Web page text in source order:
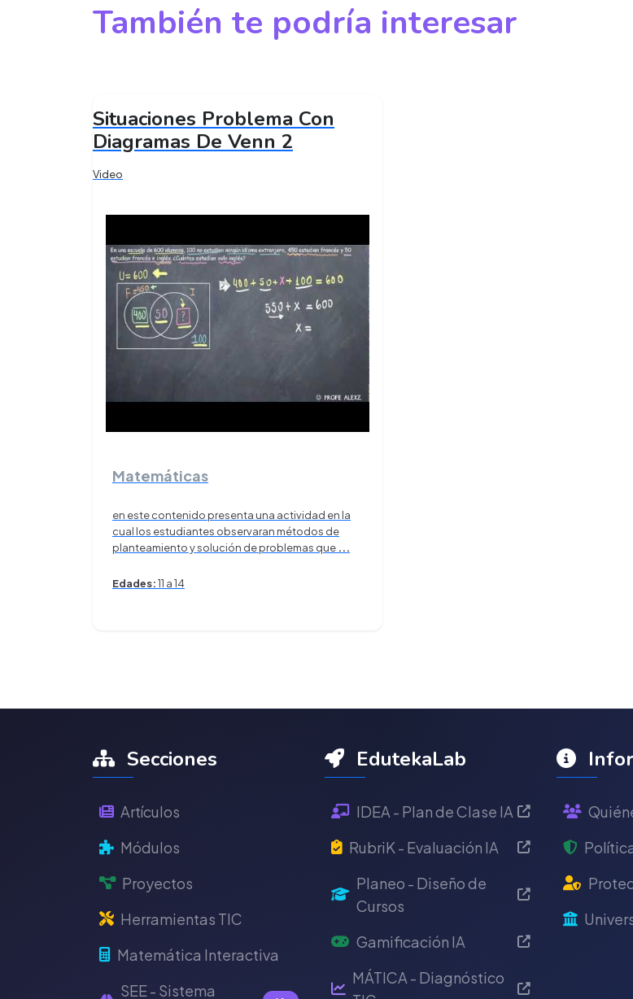
También te podría interesar
Situaciones Problema Con
Diagramas De Venn 2
Video
Matemáticas
en este contenido presenta una actividad en la
cual los estudiantes observaran métodos de
planteamiento y solución de problemas que ...
Edades:11 a 14
Secciones
Artículos
Módulos
Proyectos
Herramientas TIC
Matemática Interactiva
SEE - Sistema
EdutekaLab
IDEA - Plan de Clase IA
RubriK - Evaluación IA
Planeo - Diseño de
Cursos
Gamificación IA
MÁTICA - Diagnóstico